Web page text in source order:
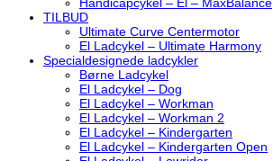
TILBUD
Ultimate Curve Centermotor
El Ladcykel – Ultimate Harmony
Specialdesignede ladcykler
Børne Ladcykel
El Ladcykel – Dog
El Ladcykel – Workman
El Ladcykel – Workman 2
El Ladcykel – Kindergarten
El Ladcykel – Kindergarten Open